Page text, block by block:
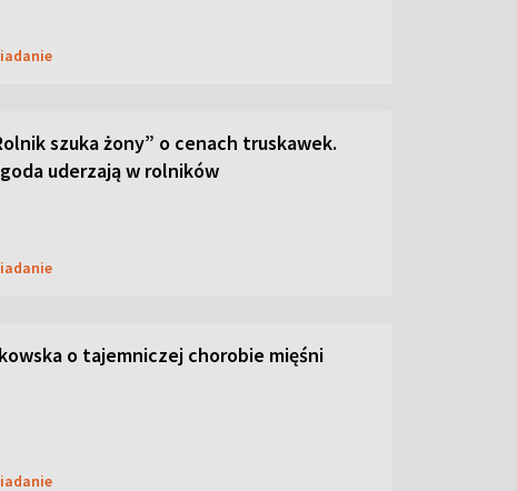
szuka żony” o cenach truskawek.
uderzają w rolników
o tajemniczej chorobie mięśni